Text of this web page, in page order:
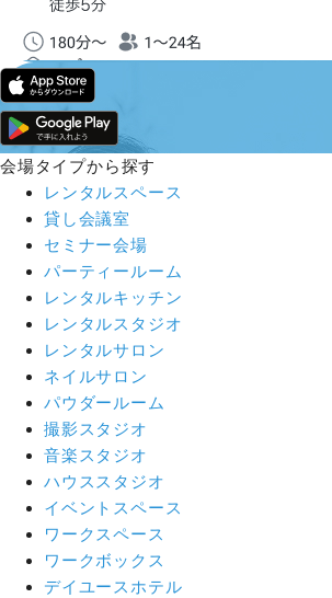
会場タイプから探す
レンタルスペース
貸し会議室
セミナー会場
パーティールーム
レンタルキッチン
レンタルスタジオ
レンタルサロン
ネイルサロン
パウダールーム
撮影スタジオ
音楽スタジオ
ハウススタジオ
イベントスペース
ワークスペース
ワークボックス
デイユースホテル